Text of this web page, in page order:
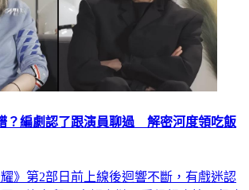
？編劇認了跟演員聊過 解密河度領吃飯
》第2部日前上線後迴響不斷，有戲迷認